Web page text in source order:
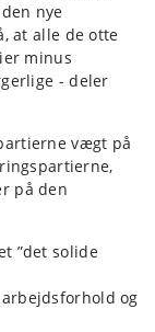
nye
at alle de otte
minus
- deler
vægt på
på den
”det solide
og